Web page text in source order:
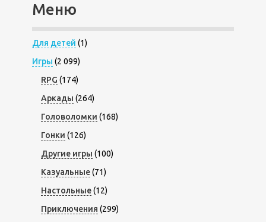
Меню
Для детей (1)
Игры (2 099)
RPG (174)
Аркады (264)
Головоломки (168)
Гонки (126)
Другие игры (100)
Казуальные(71)
Настольные(12)
Приключения (299)